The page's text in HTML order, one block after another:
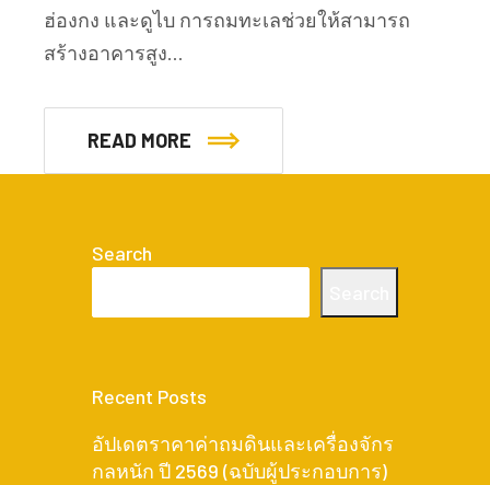
ฮ่องกง และดูไบ การถมทะเลช่วยให้สามารถ
สร้างอาคารสูง…
READ MORE
Search
Recent Posts
อัปเดตราคาค่าถมดินและเครื่องจักร
กลหนัก ปี 2569 (ฉบับผู้ประกอบการ)